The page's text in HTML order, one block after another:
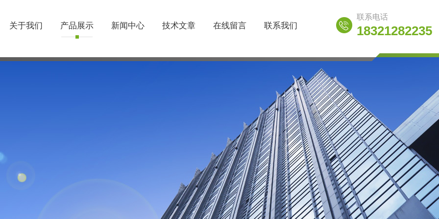
关于我们 产品展示 新闻中心 技术文章 在线留言 联系我们
联系电话
18321282235